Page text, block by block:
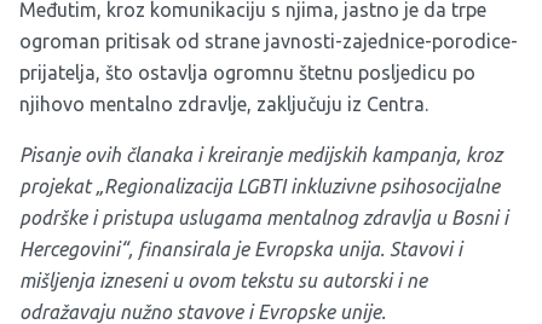
Međutim, kroz komunikaciju s njima, jastno je da trpe
ogroman pritisak od strane javnosti-zajednice-porodice-
prijatelja, što ostavlja ogromnu štetnu posljedicu po
njihovo mentalno zdravlje, zaključuju iz Centra.
Pisanje ovih članaka i kreiranje medijskih kampanja, kroz
projekat „Regionalizacija LGBTI inkluzivne psihosocijalne
podrške i pristupa uslugama mentalnog zdravlja u Bosni i
Hercegovini“, finansirala je Evropska unija. Stavovi i
mišljenja izneseni u ovom tekstu su autorski i ne
odražavaju nužno stavove i Evropske unije.